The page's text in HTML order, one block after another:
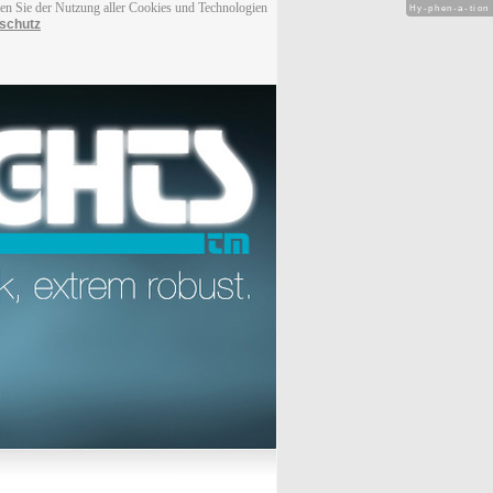
Sie der Nutzung aller Cookies und Technologien
Hy-phen-a-tion